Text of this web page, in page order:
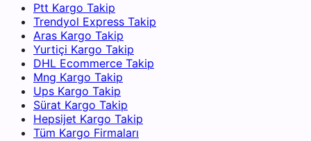
Ptt Kargo Takip
Trendyol Express Takip
Aras Kargo Takip
Yurtiçi Kargo Takip
DHL Ecommerce Takip
Mng Kargo Takip
Ups Kargo Takip
Sürat Kargo Takip
Hepsijet Kargo Takip
Tüm Kargo Firmaları